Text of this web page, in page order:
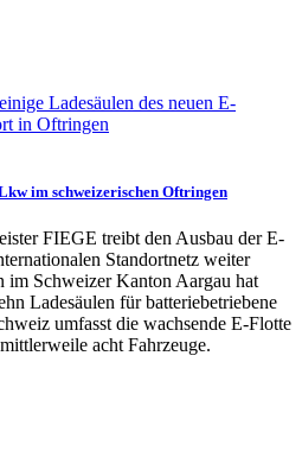
im schweizerischen Oftringen
FIEGE treibt den Ausbau der E-
Standortnetz weiter
im Schweizer Kanton Aargau hat
Ladesäulen für batteriebetriebene
umfasst die wachsende E-Flotte
acht Fahrzeuge.